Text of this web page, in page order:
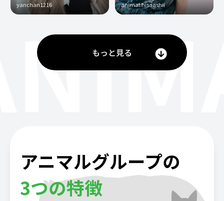
yanchan1216 animal.hisaashii
もっと見る
アニマルグループの
3つの特徴